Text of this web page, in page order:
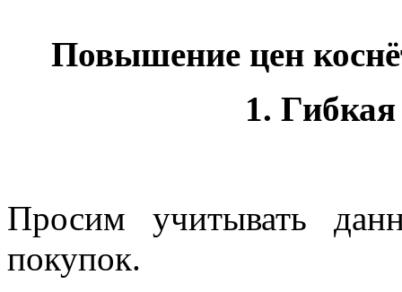
Повышение цен
1.
Просим учитывать
покупок.